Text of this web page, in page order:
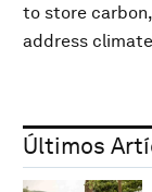
to store
address
Últimos